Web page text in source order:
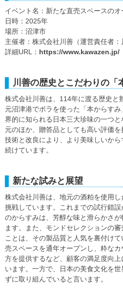
イベント名：新たな直売スペースのオ
日時：2025年
場所：沼津市
主催者：株式会社川善（運営責任者：
詳細URL： https://www.kawazen.jp/
川善の歴史とこだわりの「
株式会社川善は、114年に渡る歴史と
元沼津港でボラを使った「本からす
界的に知られる日本三大珍味の一つ
元のほか、贈答品としても高い評価
技術と改良により、より美味しいか
続けています。
新たな試みと展望
株式会社川善は、地元の酒粕を使用
挑戦しています。これまでの試行錯
のからすみは、芳醇な味と滑らかさ
ます。また、モンドセレクションの
ことは、その製品質と人気を裏付け
売スペースを通年オープンし、粋な
方を提供するなど、顧客の満足度向
います。一方で、日本の美食文化を
ずに取り組んでいると言います。